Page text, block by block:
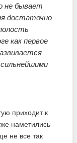
не бывает
достаточно
как первое
приходит к
наметились
не все так